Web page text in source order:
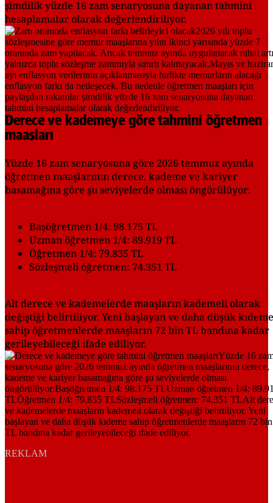
şimdilik yüzde 16 zam senaryosuna dayanan tahmini
hesaplamalar olarak değerlendiriliyor.
Derece ve kademeye göre tahmini öğretmen
maaşları
Yüzde 16 zam senaryosuna göre 2026 temmuz ayında
öğretmen maaşlarının derece, kademe ve kariyer
basamağına göre şu seviyelerde olması öngörülüyor:
Başöğretmen 1/4: 98.175 TL
Uzman öğretmen 1/4: 89.919 TL
Öğretmen 1/4: 79.835 TL
Sözleşmeli öğretmen: 74.351 TL
Alt derece ve kademelerde maaşların kademeli olarak
değiştiği belirtiliyor. Yeni başlayan ve daha düşük kıdeme
sahip öğretmenlerde maaşların 72 bin TL bandına kadar
gerileyebileceği ifade ediliyor.
REKLAM